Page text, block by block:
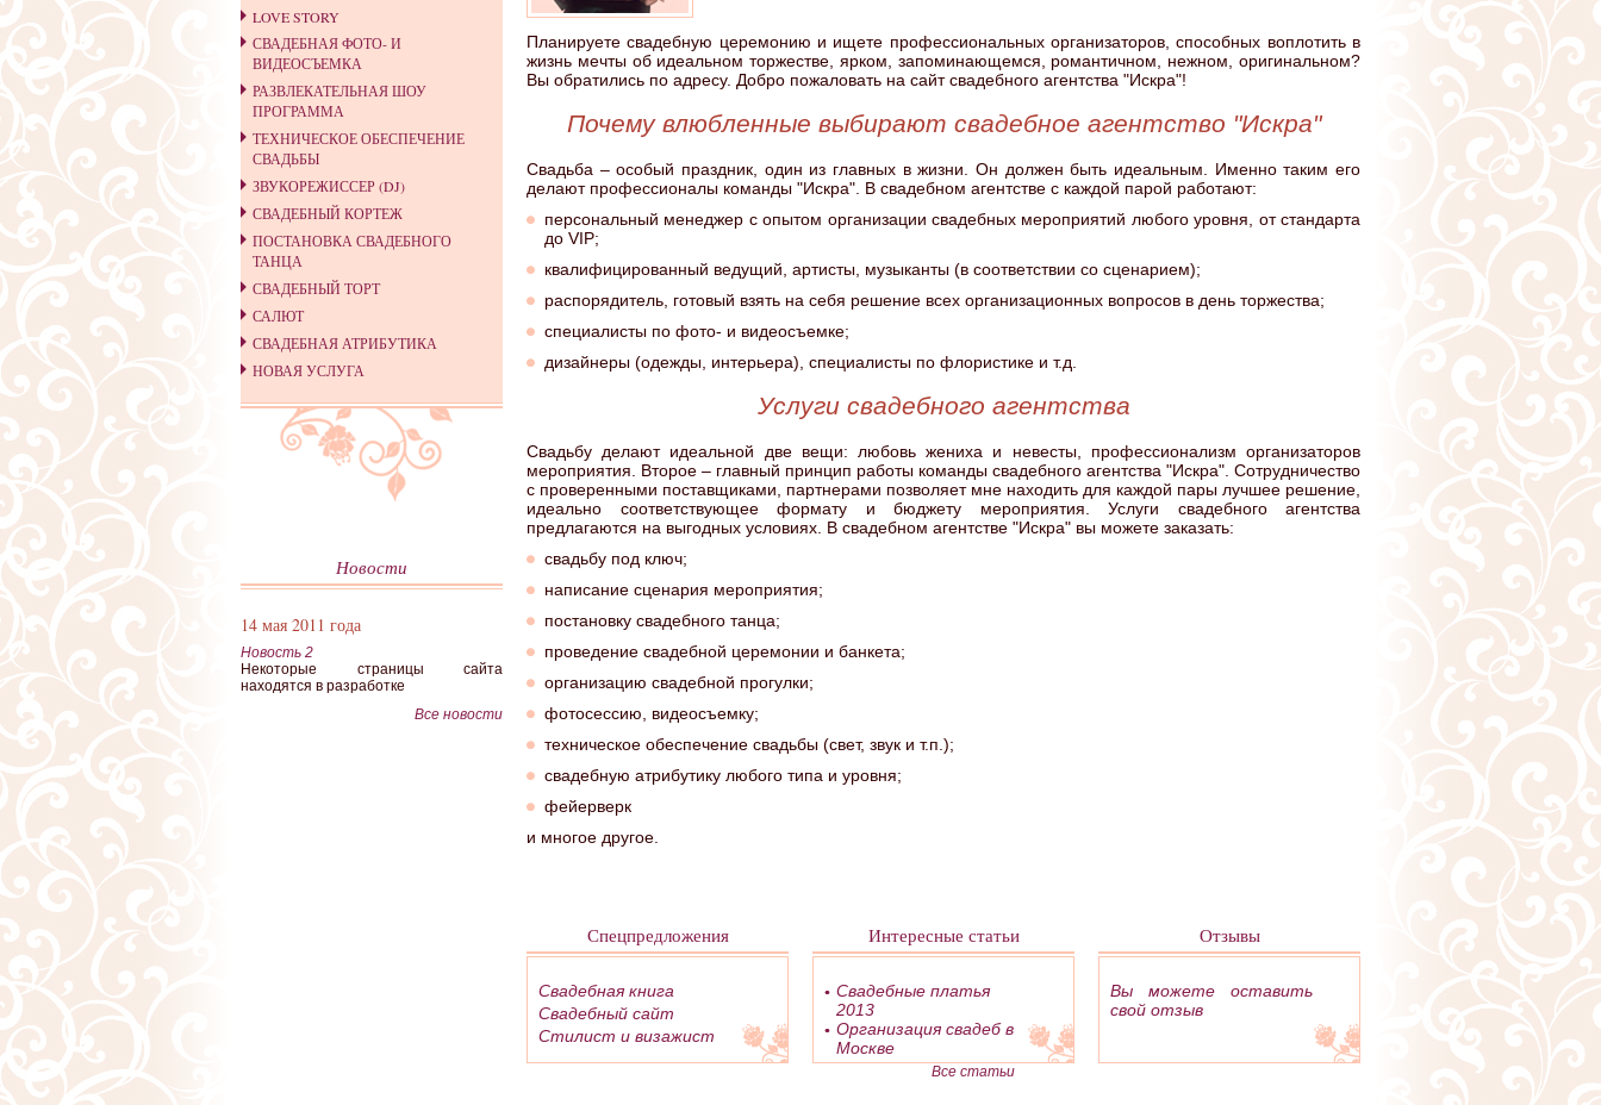
LOVE STORY
СВАДЕБНАЯ ФОТО- И
ВИДЕОСЪЕМКА
РАЗВЛЕКАТЕЛЬНАЯ ШОУ
ПРОГРАММА
ТЕХНИЧЕСКОЕ ОБЕСПЕЧЕНИЕ
СВАДЬБЫ
ЗВУКОРЕЖИССЕР (DJ)
СВАДЕБНЫЙ КОРТЕЖ
ПОСТАНОВКА СВАДЕБНОГО
ТАНЦА
СВАДЕБНЫЙ ТОРТ
САЛЮТ
СВАДЕБНАЯ АТРИБУТИКА
НОВАЯ УСЛУГА
Новости
14 мая 2011 года
Новость 2
Некоторые страницы сайта
находятся в разработке
Все новости
Планируете свадебную церемонию и ищете профессиональных организаторов, способных воплотить в
жизнь мечты об идеальном торжестве, ярком, запоминающемся, романтичном, нежном, оригинальном?
Вы обратились по адресу. Добро пожаловать на сайт свадебного агентства "Искра"!
Почему влюбленные выбирают свадебное агентство "Искра"
Свадьба – особый праздник, один из главных в жизни. Он должен быть идеальным. Именно таким его
делают профессионалы команды "Искра". В свадебном агентстве с каждой парой работают:
персональный менеджер с опытом организации свадебных мероприятий любого уровня, от стандарта
до VIP;
квалифицированный ведущий, артисты, музыканты (в соответствии со сценарием);
распорядитель, готовый взять на себя решение всех организационных вопросов в день торжества;
специалисты по фото- и видеосъемке;
дизайнеры (одежды, интерьера), специалисты по флористике и т.д.
Услуги свадебного агентства
Свадьбу делают идеальной две вещи: любовь жениха и невесты, профессионализм организаторов
мероприятия. Второе – главный принцип работы команды свадебного агентства "Искра". Сотрудничество
с проверенными поставщиками, партнерами позволяет мне находить для каждой пары лучшее решение,
идеально соответствующее формату и бюджету мероприятия. Услуги свадебного агентства
предлагаются на выгодных условиях. В свадебном агентстве "Искра" вы можете заказать:
свадьбу под ключ;
написание сценария мероприятия;
постановку свадебного танца;
проведение свадебной церемонии и банкета;
организацию свадебной прогулки;
фотосессию, видеосъемку;
техническое обеспечение свадьбы (свет, звук и т.п.);
свадебную атрибутику любого типа и уровня;
фейерверк
и многое другое.
Спецпредложения
Свадебная книга
Свадебный сайт
Стилист и визажист
Интересные статьи
Свадебные платья
2013
Организация свадеб в
Москве
Все статьи
Отзывы
Вы можете оставить
свой отзыв